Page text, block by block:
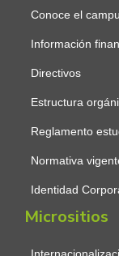
Conoce el
Información
Directivos
Estructura
Reglamento
Normativa
Identidad
Micrositios